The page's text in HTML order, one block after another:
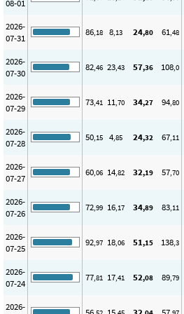
08-01
2026-
07-31
86,18 8,13 24,80 61,48
2026-
07-30
82,46 23,43 57,36 108,0
2026-
07-29
73,41 11,70 34,27 94,80
2026-
07-28
50,15 4,85 24,32 67,11
2026-
07-27
60,06 14,82 32,19 57,70
2026-
07-26
72,99 16,17 34,89 83,11
2026-
07-25
92,97 18,06 51,15 138,3
2026-
07-24
77,81 17,41 52,08 89,79
2026-